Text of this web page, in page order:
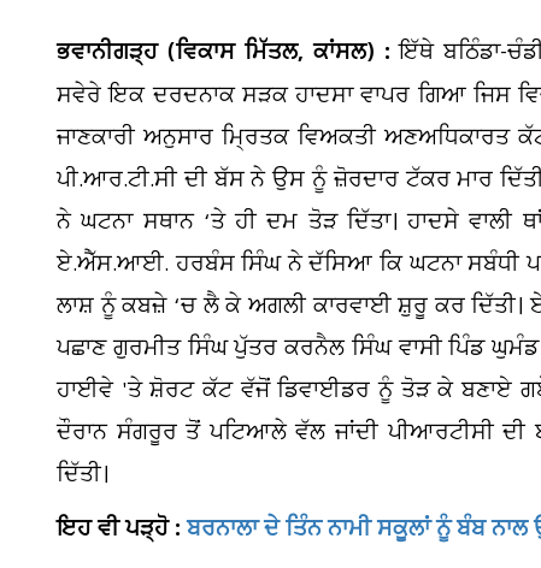
ਭਵਾਨੀਗੜ੍ਹ (ਵਿਕਾਸ ਮਿੱਤਲ, ਕਾਂਸਲ) :ਇੱਥੇ ਬਠਿੰਡਾ-
ਸਵੇਰੇ ਇਕ ਦਰਦਨਾਕ ਸੜਕ ਹਾਦਸਾ ਵਾਪਰ ਗਿਆ ਜਿਸ
ਜਾਣਕਾਰੀ ਅਨੁਸਾਰ ਮ੍ਰਿਤਕ ਵਿਅਕਤੀ ਅਣਅਧਿਕਾਰਤ
ਪੀ.ਆਰ.ਟੀ.ਸੀ ਦੀ ਬੱਸ ਨੇ ਉਸ ਨੂੰ ਜ਼ੋਰਦਾਰ ਟੱਕਰ ਮਾਰ
ਨੇ ਘਟਨਾ ਸਥਾਨ ‘ਤੇ ਹੀ ਦਮ ਤੋੜ ਦਿੱਤਾ। ਹਾਦਸੇ
ਏ.ਐੱਸ.ਆਈ. ਹਰਬੰਸ ਸਿੰਘ ਨੇ ਦੱਸਿਆ ਕਿ ਘਟਨਾ ਸਬੰਧੀ
ਲਾਸ਼ ਨੂੰ ਕਬਜ਼ੇ ‘ਚ ਲੈ ਕੇ ਅਗਲੀ ਕਾਰਵਾਈ ਸ਼ੁਰੂ ਕਰ
ਪਛਾਣ ਗੁਰਮੀਤ ਸਿੰਘ ਪੁੱਤਰ ਕਰਨੈਲ ਸਿੰਘ ਵਾਸੀ ਪਿੰਡ
ਹਾਈਵੇ 'ਤੇ ਸ਼ੋਰਟ ਕੱਟ ਵੱਜੋਂ ਡਿਵਾਈਡਰ ਨੂੰ ਤੋੜ ਕੇ ਬਣਾਏ
ਦੌਰਾਨ ਸੰਗਰੂਰ ਤੋਂ ਪਟਿਆਲੇ ਵੱਲ ਜਾਂਦੀ ਪੀਆਰਟੀਸੀ
ਦਿੱਤੀ।
ਇਹ ਵੀ ਪੜ੍ਹੋ :ਬਰਨਾਲਾ ਦੇ ਤਿੰਨ ਨਾਮੀ ਸਕੂਲਾਂ ਨੂੰ ਬੰਬ